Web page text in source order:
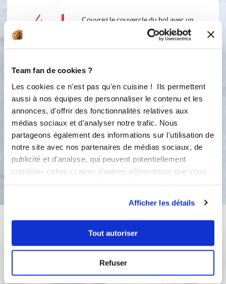
Team fan de cookies ?
Les cookies ce n'est pas qu'en cuisine ! Ils permettent
aussi à nos équipes de personnaliser le contenu et les
annonces, d'offrir des fonctionnalités relatives aux
médias sociaux et d'analyser notre trafic. Nous
partageons également des informations sur l'utilisation de
notre site avec nos partenaires de médias sociaux, de
publicité et d'analyse, qui peuvent potentiellement
combiner celles-ci avec d'autres informations que vous
Afficher les détails
Tout autoriser
Refuser
4
Couvrez le couvercle du bol avec un
torchon pour éviter les projections, et
5
Ajoutez le lait de coco. Servez en
sésame, tournesol, courges, pavot ...
que vous trouvez sur la boutique
20s 4
Bon appétit !
Vous aimerez aussi ...